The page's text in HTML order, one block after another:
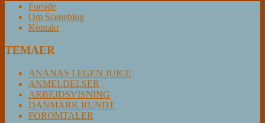
Forside
Om Sceneblog
Kontakt
TEMAER
ANANAS I EGEN JUICE
ANMELDELSER
ARBEJDSVISNING
DANMARK RUNDT
FOROMTALER